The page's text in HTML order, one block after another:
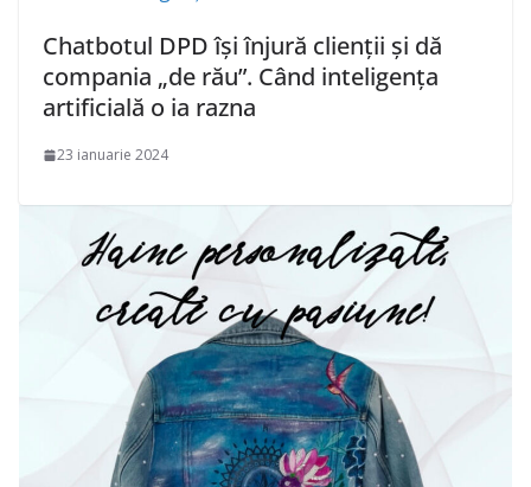
Chatbotul DPD își înjură clienții și dă
compania „de rău”. Când inteligența
artificială o ia razna
23 ianuarie 2024